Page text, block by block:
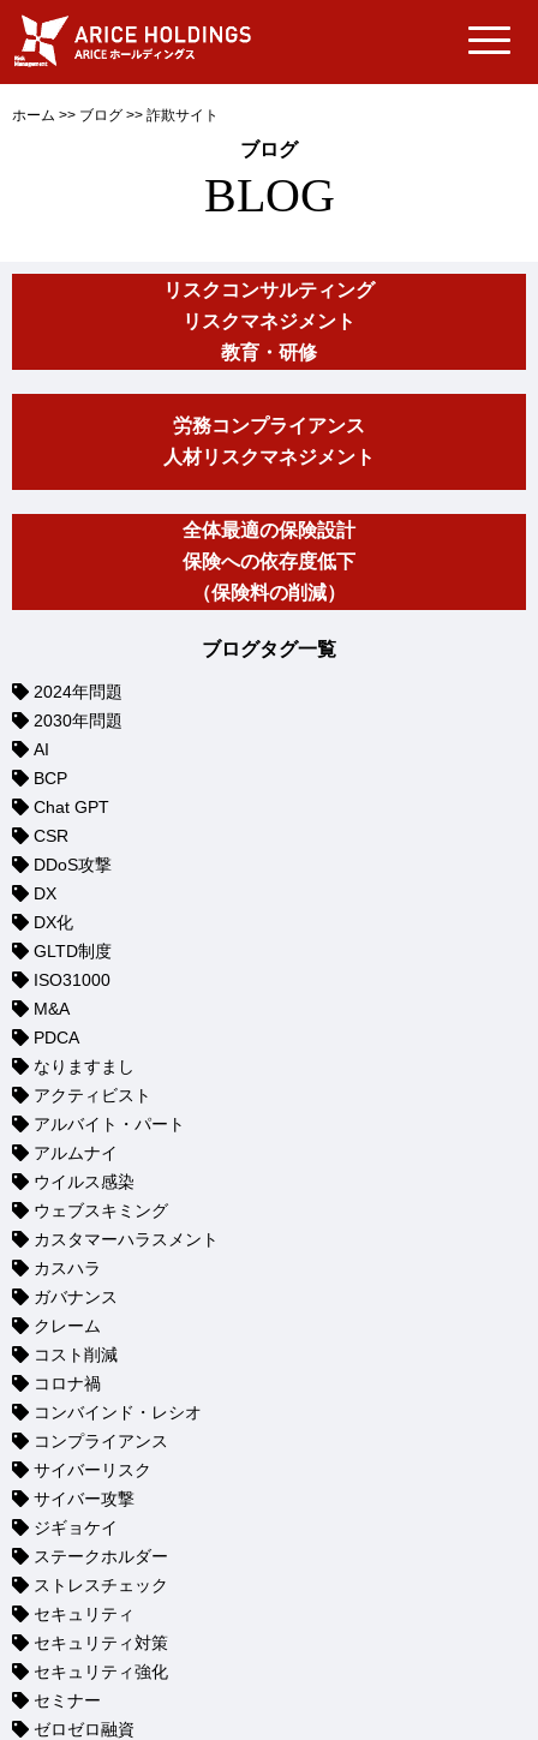
ホーム >> ブログ >> 詐欺サイト
ブログ
BLOG
リスクコンサルティング
リスクマネジメント
教育・研修
労務コンプライアンス
人材リスクマネジメント
全体最適の保険設計
保険への依存度低下
（保険料の削減）
ブログタグ一覧
2024年問題
2030年問題
AI
BCP
Chat GPT
CSR
DDoS攻撃
DX
DX化
GLTD制度
ISO31000
M&A
PDCA
なりますまし
アクティビスト
アルバイト・パート
アルムナイ
ウイルス感染
ウェブスキミング
カスタマーハラスメント
カスハラ
ガバナンス
クレーム
コスト削減
コロナ禍
コンバインド・レシオ
コンプライアンス
サイバーリスク
サイバー攻撃
ジギョケイ
ステークホルダー
ストレスチェック
セキュリティ
セキュリティ対策
セキュリティ強化
セミナー
ゼロゼロ融資